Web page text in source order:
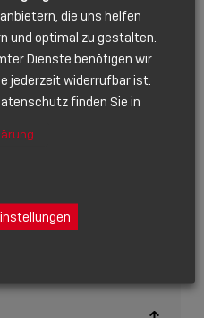
die uns helfen
und optimal zu gestalten.
Dienste benötigen wir
jederzeit widerrufbar ist.
finden Sie in